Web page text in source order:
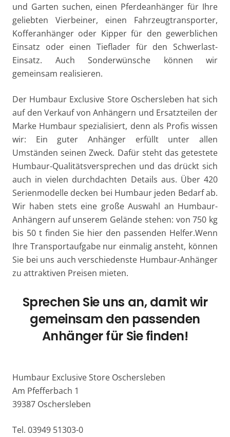
und Garten suchen, einen Pferdeanhänger für Ihre
geliebten Vierbeiner, einen Fahrzeugtransporter,
Kofferanhänger oder Kipper für den gewerblichen
Einsatz oder einen Tieflader für den Schwerlast-
Einsatz. Auch Sonderwünsche können wir
gemeinsam realisieren.
Der Humbaur Exclusive Store Oschersleben hat sich
auf den Verkauf von Anhängern und Ersatzteilen der
Marke Humbaur spezialisiert, denn als Profis wissen
wir: Ein guter Anhänger erfüllt unter allen
Umständen seinen Zweck. Dafür steht das getestete
Humbaur-Qualitätsversprechen und das drückt sich
auch in vielen durchdachten Details aus. Über 420
Serienmodelle decken bei Humbaur jeden Bedarf ab.
Wir haben stets eine große Auswahl an Humbaur-
Anhängern auf unserem Gelände stehen: von 750 kg
bis 50 t finden Sie hier den passenden Helfer.Wenn
Ihre Transportaufgabe nur einmalig ansteht, können
Sie bei uns auch verschiedenste Humbaur-Anhänger
zu attraktiven Preisen mieten.
Sprechen Sie uns an, damit wir
gemeinsam den passenden
Anhänger für Sie finden!
Humbaur Exclusive Store Oschersleben
Am Pfefferbach 1
39387 Oschersleben
Tel. 03949 51303-0